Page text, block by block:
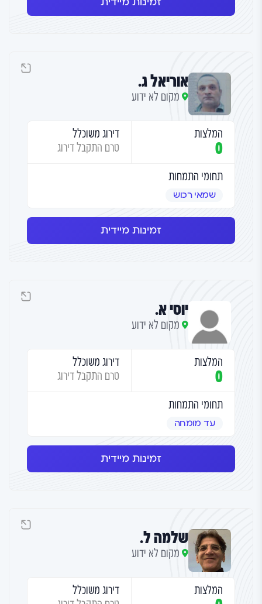
זמינות מיידית
אוריאל ג.
מקום לא ידוע
המלצות
0
דירוג משוכלל
טרם התקבל דירוג
תחומי התמחות
שמאי רכוש
זמינות מיידית
יוסי א.
מקום לא ידוע
המלצות
0
דירוג משוכלל
טרם התקבל דירוג
תחומי התמחות
עד מומחה
זמינות מיידית
שלמה ל.
מקום לא ידוע
המלצות
דירוג משוכלל